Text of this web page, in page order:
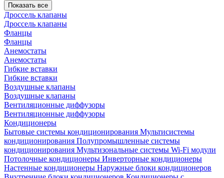
Показать все
Дроссель клапаны
Дроссель клапаны
Фланцы
Фланцы
Анемостаты
Анемостаты
Гибкие вставки
Гибкие вставки
Воздушные клапаны
Воздушные клапаны
Вентиляционные диффузоры
Вентиляционные диффузоры
Кондиционеры
Бытовые системы кондиционирования Мультисистемы
кондиционирования Полупромышленные системы
кондиционирования Мультизональные системы Wi-Fi модули
Потолочные кондиционеры Инверторные кондиционеры
Настенные кондиционеры Наружные блоки кондиционеров